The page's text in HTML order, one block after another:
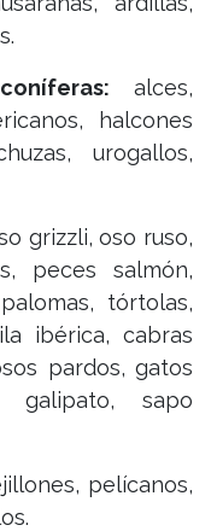
alces,
halcones
urogallos,
grizzli, oso ruso,
peces salmón,
tórtolas,
ibérica, cabras
pardos, gatos
galipato, sapo
pelícanos,